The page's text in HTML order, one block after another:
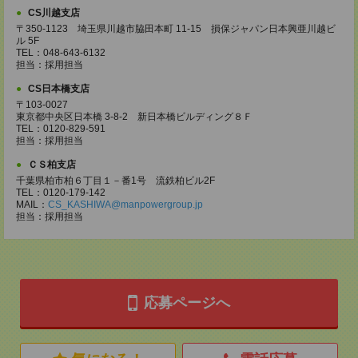
CS川越支店
〒350-1123 埼玉県川越市脇田本町 11-15 損保ジャパン日本興亜川越ビ
ル 5F
TEL：048-643-6132
担当：採用担当
CS日本橋支店
〒103-0027
東京都中央区日本橋 3-8-2 新日本橋ビルディング８Ｆ
TEL：0120-829-591
担当：採用担当
ＣＳ柏支店
千葉県柏市柏６丁目１－番1号 流鉄柏ビル2F
TEL：0120-179-142
MAIL： CS_KASHIWA@manpowergroup.jp
担当：採用担当
応募ページへ